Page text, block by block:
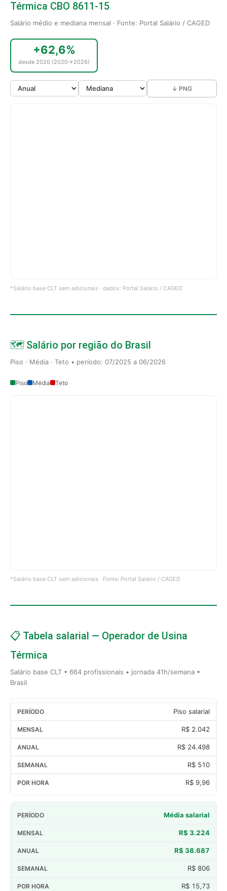
Térmica CBO 8611-15
Salário médio e mediana mensal · Fonte: Portal Salário / CAGED
+62,6%
desde 2020 (2020→2026)
↓ PNG
*Salário base CLT sem adicionais · dados: Portal Salário / CAGED
🗺️ Salário por região do Brasil
Piso · Média · Teto • período: 07/2025 a 06/2026
Piso Média Teto
*Salário base CLT sem adicionais · Fonte: Portal Salário / CAGED
📋 Tabela salarial — Operador de Usina
Térmica
Salário base CLT • 664 profissionais • jornada 41h/semana •
Brasil
Piso salarial
R$ 2.042
R$ 24.498
R$ 510
R$ 9,96
Média salarial
R$ 3.224
R$ 38.687
R$ 806
R$ 15,73